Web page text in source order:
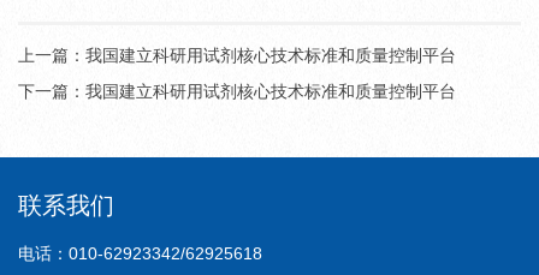
上一篇： 我国建立科研用试剂核心技术标准和质量控制平台
下一篇： 我国建立科研用试剂核心技术标准和质量控制平台
联系我们
电话：010-62923342/62925618